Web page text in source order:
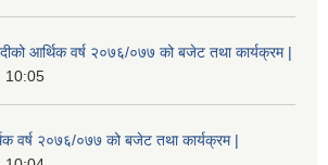
आर्थिक वर्ष २०७६/०७७ को बजेट तथा कार्यक्रम |
10:05
वर्ष २०७६/०७७ को बजेट तथा कार्यक्रम |